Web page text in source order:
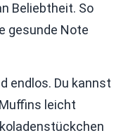
Beliebtheit. So
gesunde Note
endlos. Du kannst
leicht